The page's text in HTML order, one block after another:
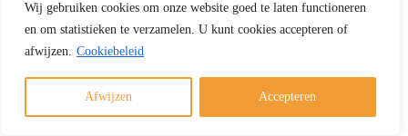
Wij gebruiken cookies om onze website goed te laten functioneren
en om statistieken te verzamelen. U kunt cookies accepteren of
afwijzen. Cookiebeleid
Afwijzen Accepteren